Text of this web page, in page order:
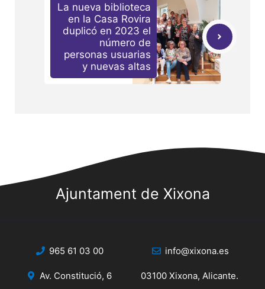
La nueva biblioteca
en la Casa Rovira
duplicó en 2023 el
número de
personas usuarias
y nuevas altas
Ajuntament de Xixona
965 61 03 00 info@xixona.es
Av. Constitució, 6 03100 Xixona, Alicante.